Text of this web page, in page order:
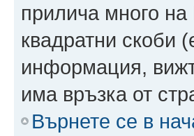
прилича много на
квадратни скоби
информация,
има връзка от
Върнете се в